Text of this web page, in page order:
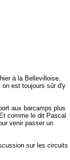
à la Bellevilloise.
est toujours sûr d'y
aux barcamps plus
comme le dit Pascal
venir passer un
sur les circuits